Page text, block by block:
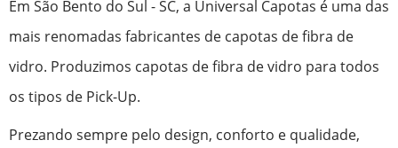
Em São Bento do Sul - SC, a Universal Capotas é uma das
mais renomadas fabricantes de capotas de fibra de
vidro. Produzimos capotas de fibra de vidro para todos
os tipos de Pick-Up.
Prezando sempre pelo design, conforto e qualidade,